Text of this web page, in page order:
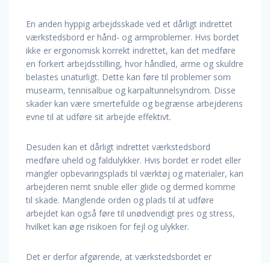
En anden hyppig arbejdsskade ved et dårligt indrettet
værkstedsbord er hånd- og armproblemer. Hvis bordet
ikke er ergonomisk korrekt indrettet, kan det medføre
en forkert arbejdsstilling, hvor håndled, arme og skuldre
belastes unaturligt. Dette kan føre til problemer som
musearm, tennisalbue og karpaltunnelsyndrom. Disse
skader kan være smertefulde og begrænse arbejderens
evne til at udføre sit arbejde effektivt.
Desuden kan et dårligt indrettet værkstedsbord
medføre uheld og faldulykker. Hvis bordet er rodet eller
mangler opbevaringsplads til værktøj og materialer, kan
arbejderen nemt snuble eller glide og dermed komme
til skade. Manglende orden og plads til at udføre
arbejdet kan også føre til unødvendigt pres og stress,
hvilket kan øge risikoen for fejl og ulykker.
Det er derfor afgørende, at værkstedsbordet er